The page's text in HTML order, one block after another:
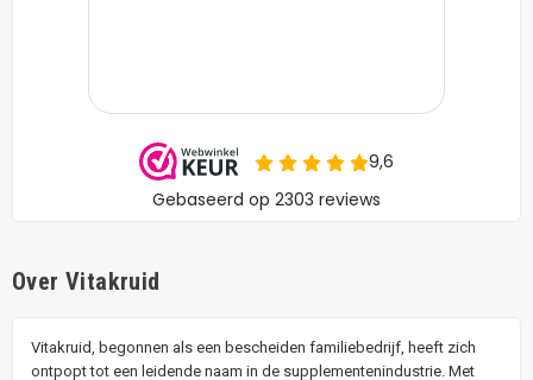
Over Vitakruid
Vitakruid, begonnen als een bescheiden familiebedrijf, heeft zich
ontpopt tot een leidende naam in de supplementenindustrie. Met